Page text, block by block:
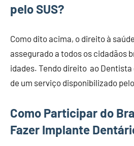
pelo SUS?
Como dito acima, o direito à
assegurado a todos os cidadãos
idades. Tendo direito ao
de um serviço disponibilizado
Como Participar do
Fazer Implante